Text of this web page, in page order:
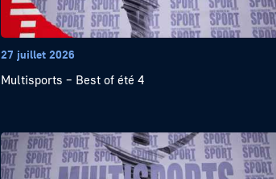
27 juillet 2026
Multisports – Best of été 4